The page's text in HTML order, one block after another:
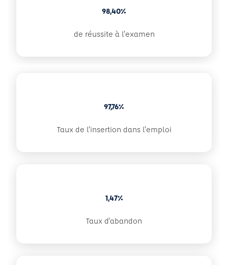
98,40%
de réussite à l'examen
97,76%
Taux de l'insertion dans l'emploi
1,47%
Taux d'abandon